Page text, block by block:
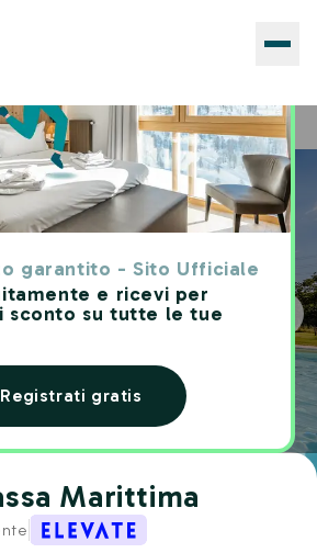
garantito - Sito Ufficiale
e ricevi per
sconto su tutte le tue
Registrati gratis
Massa Marittima
Marittima